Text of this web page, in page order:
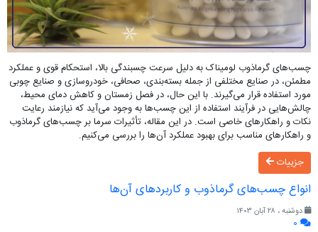
چسب‌های گرماذوب لومیناک به دلیل سرعت چسبندگی بالا، استحکام قوی و عملکرد
مطمئن، در صنایع مختلفی از جمله بسته‌بندی، صحافی، خودروسازی و صنایع چوبی
مورد استفاده قرار می‌گیرند. با این حال، در فصل زمستان و کاهش دمای محیط،
چالش‌هایی در فرآیند استفاده از این چسب‌ها به وجود می‌آید که نیازمند رعایت
نکات و راهکارهای خاصی است. در این مقاله، تأثیرات سرما بر چسب‌های گرماذوب
و راهکارهای مناسب برای بهبود عملکرد آن‌ها را بررسی می‌کنیم.
جزییات
انواع چسب‌های گرماذوب و کاربردهای آن‌ها
دوشنبه ، ۲۸ آبان ۱۴۰۳
۰